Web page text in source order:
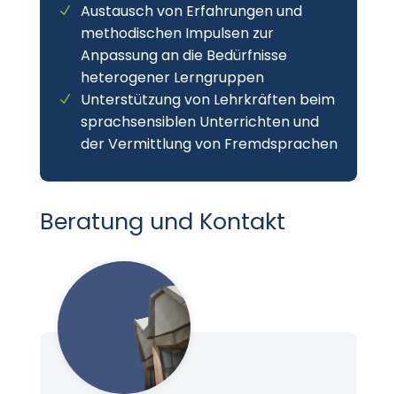
Austausch von Erfahrungen und
methodischen Impulsen zur
Anpassung an die Bedürfnisse
heterogener Lerngruppen
Unterstützung von Lehrkräften beim
sprachsensiblen Unterrichten und
der Vermittlung von Fremdsprachen
Beratung und Kontakt